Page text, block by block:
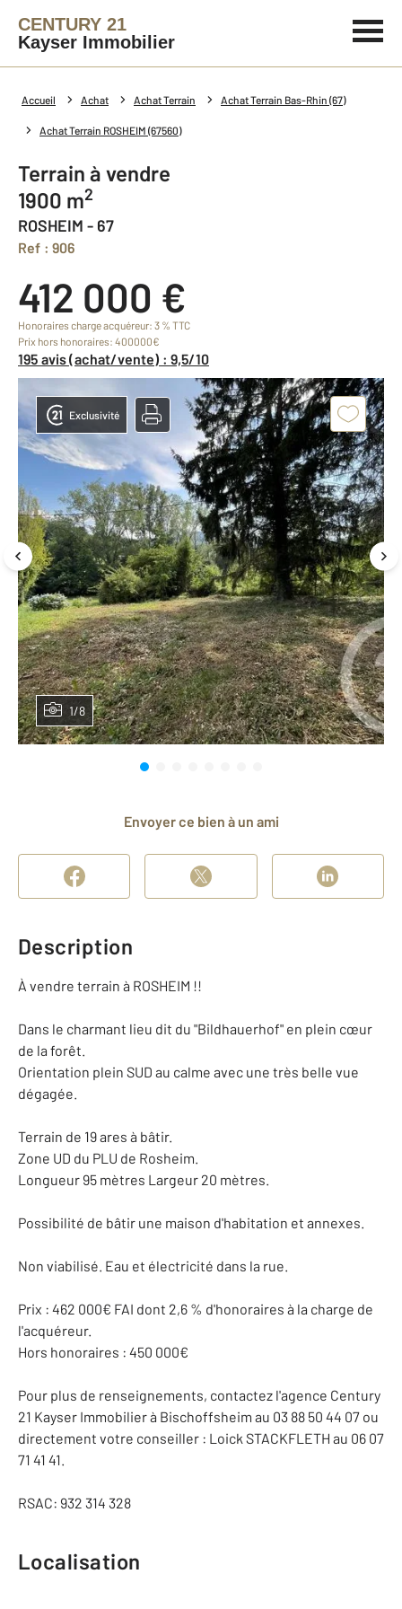
CENTURY 21
Kayser Immobilier
Accueil Achat Achat Terrain Achat Terrain Bas-Rhin (67)
Achat Terrain ROSHEIM (67560)
Terrain à vendre
1900 m2
ROSHEIM - 67
Ref : 906
412 000 €
Honoraires charge acquéreur: 3 % TTC
Prix hors honoraires: 400000€
195 avis (achat/vente) : 9,5/10
1/8
Exclusivité
Envoyer ce bien à un ami
Description
À vendre terrain à ROSHEIM !!
Dans le charmant lieu dit du "Bildhauerhof" en plein cœur
de la forêt.
Orientation plein SUD au calme avec une très belle vue
dégagée.
Terrain de 19 ares à bâtir.
Zone UD du PLU de Rosheim.
Longueur 95 mètres Largeur 20 mètres.
Possibilité de bâtir une maison d'habitation et annexes.
Non viabilisé. Eau et électricité dans la rue.
Prix : 462 000€ FAI dont 2,6 % d'honoraires à la charge de
l'acquéreur.
Hors honoraires : 450 000€
Pour plus de renseignements, contactez l'agence Century
21 Kayser Immobilier à Bischoffsheim au 03 88 50 44 07 ou
directement votre conseiller : Loick STACKFLETH au 06 07
71 41 41.
RSAC: 932 314 328
Localisation